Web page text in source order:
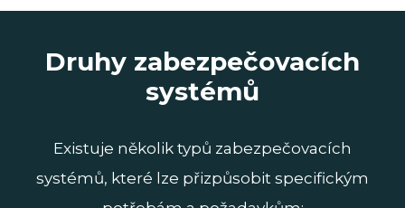
Druhy zabezpečovacích
systémů
Existuje několik typů zabezpečovacích
systémů, které lze přizpůsobit specifickým